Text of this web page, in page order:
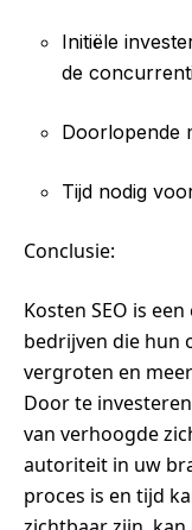
Initiële
de
Doorlopende
Tijd nodig
Conclusie:
Kosten SEO is
bedrijven die hun
vergroten en
Door te
van verhoogde
autoriteit in uw
proces is en tijd